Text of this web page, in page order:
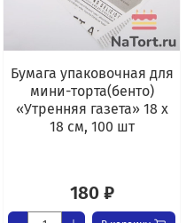
Бумага упаковочная для
мини-торта(бенто)
«Утренняя газета» 18 х
18 см, 100 шт
180 ₽